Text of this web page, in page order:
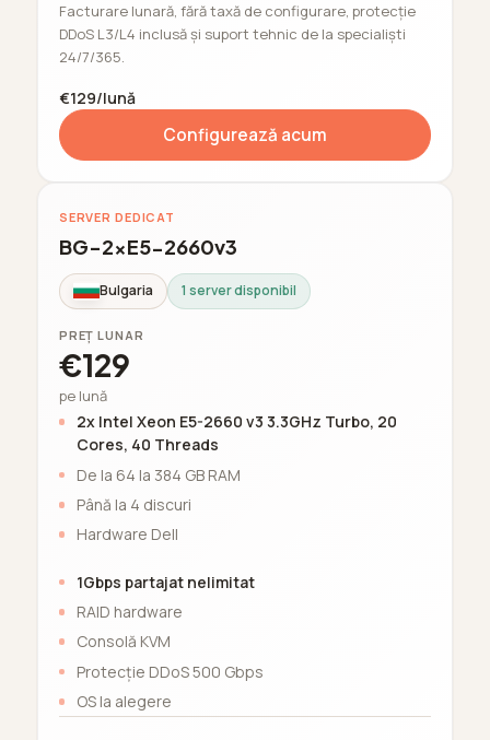
Facturare lunară, fără taxă de configurare, protecție
DDoS L3/L4 inclusă și suport tehnic de la specialiști
24/7/365.
€129/lună
Configurează acum
SERVER DEDICAT
BG-2xE5-2660v3
Bulgaria 1 server disponibil
PREȚ LUNAR
€129
pe lună
2x Intel Xeon E5-2660 v3 3.3GHz Turbo, 20
Cores, 40 Threads
De la 64 la 384 GB RAM
Până la 4 discuri
Hardware Dell
1Gbps partajat nelimitat
RAID hardware
Consolă KVM
Protecție DDoS 500 Gbps
OS la alegere